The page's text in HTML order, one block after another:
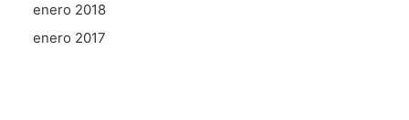
enero 2018
enero 2017